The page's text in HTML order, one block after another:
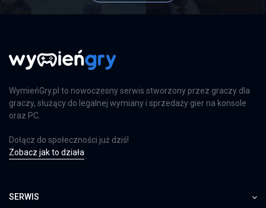
WymieńGry.pl to nowoczesny serwis stworzony przez graczy dla
graczy, służący do legalnej wymiany i sprzedaży gier na konsole
oraz PC.
Dołącz do społeczności już dziś!
Zobacz jak to działa
SERWIS